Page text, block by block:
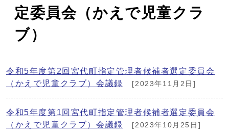
定委員会（かえで児童クラ
ブ）
令和5年度第2回宮代町指定管理者候補者選定委員会
（かえで児童クラブ）会議録
[2023年11月2日]
令和5年度第1回宮代町指定管理者候補者選定委員会
（かえで児童クラブ）会議録
[2023年10月25日]